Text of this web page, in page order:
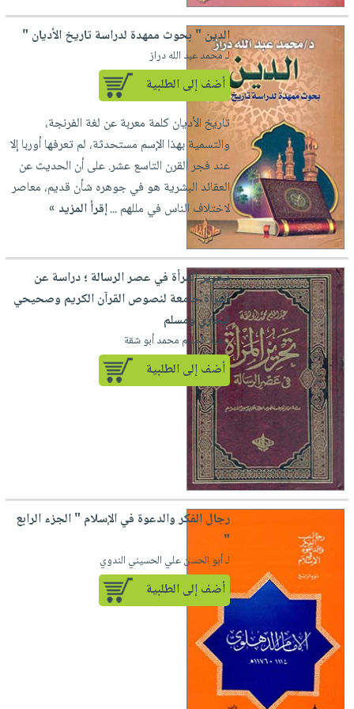
صابون
أطفال
مناسبات
فيديوهات
أسئلة
يتكرر
طرحها
خدمات
وفرات
انشر
كتابك
تواصل
معنا
عربة
التسوق
نشرة
الإصدارات
الدين " بحوث ممهدة لدراسة تاريخ الأديان "
لـ محمد عبد الله دراز
أضف إلى الطلبية
تاريخ الأديان كلمة معربة عن لغة الفرنجة،
والتسمية بهذا الإسم مستحدثة، لم تعرفها أوربا إلا
عند فجر القرن التاسع عشر. على أن الحديث عن
العقائد البشرية هو في جوهره شأن قديم، معاصر
لاختلاف الناس في مللهم ...إقرأ المزيد »
تحرير المرأة في عصر الرسالة ؛ دراسة عن
المرأة جامعة لنصوص القرآن الكريم وصحيحي
لبخاري ومسلم
لـ عبد الحليم محمد أبو شقة
أضف إلى الطلبية
رجال الفكر والدعوة في الإسلام " الجزء الرابع
"
لـ أبو الحسن علي الحسيني الندوي
أضف إلى الطلبية